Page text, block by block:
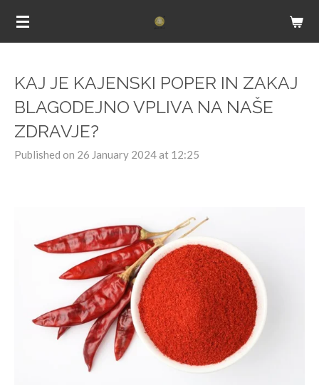
Skip
KAJ JE KAJENSKI POPER IN ZAKAJ
BLAGODEJNO VPLIVA NA NAŠE
ZDRAVJE?
Published on 26 January 2024 at 12:25